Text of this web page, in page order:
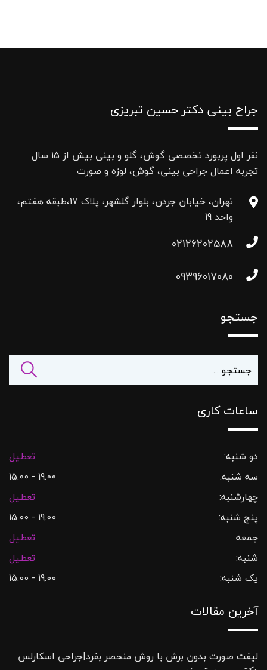
جراح بینی دکتر حسین تبریزی
نفر اول پربورد تخصصی گوش، گلو و بینی بیش از 15 سال
تجربه اعمال جراحی بینی، گوش، لوزه و صورت
تهران، خیابان جردن، بلوار گلشهر، پلاک 17،طبقه هفتم،
واحد 19
02126202588
09396017080
جستجو
ساعات کاری
دو شنبه:
تعطیل
سه شنبه:
19.00 - 15.00
چهارشنبه:
تعطیل
پنج شنبه:
19.00 - 15.00
جمعه:
تعطیل
شنبه:
تعطیل
یک شنبه:
19.00 - 15.00
آخرین مقالات
لیفت صورت بدون برش با روش منحصر بفرد|جراحی اسکارلس